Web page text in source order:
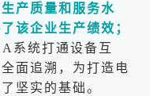
产质量和服务水
该企业生产绩效；
系统打通设备互
面追溯，为打造电
坚实的基础。